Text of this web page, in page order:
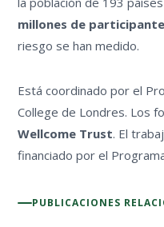
millones de
riesgo se han medido.
Está coordinado por el
College de Londres. Los
Wellcome Trust. El
financiado por el
PUBLICACIONES